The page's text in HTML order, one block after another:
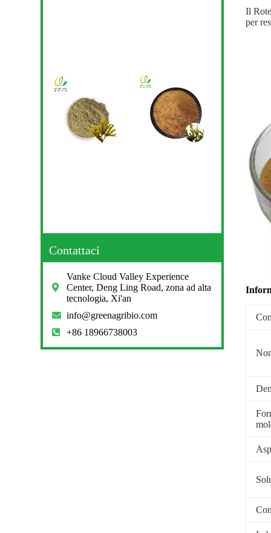
Il
per
Contattaci
Vanke Cloud Valley Experience
Center, Deng Ling Road, zona ad alta
tecnologia, Xi'an
info@greenagribio.com
+86 18966738003